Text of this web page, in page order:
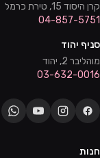
קרן היסוד 15, טירת כרמל
04-857-5751
סניף יהוד
מוהליבר 2, יהוד
03-632-0016
חנות